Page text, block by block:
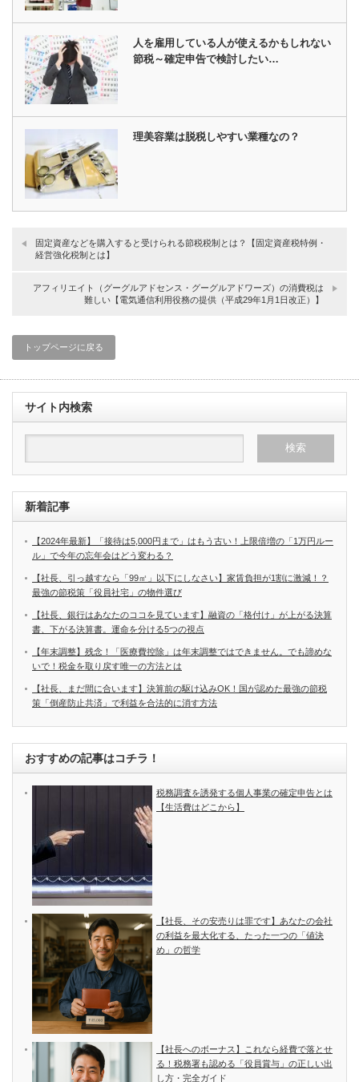
人を雇用している人が使えるかもしれない
節税～確定申告で検討したい…
理美容業は脱税しやすい業種なの？
固定資産などを購入すると受けられる節税税制とは？【固定資産税特例・
経営強化税制とは】
アフィリエイト（グーグルアドセンス・グーグルアドワーズ）の消費税は
難しい【電気通信利用役務の提供（平成29年1月1日改正）】
トップページに戻る
サイト内検索
新着記事
【2024年最新】「接待は5,000円まで」はもう古い！上限倍増の「1万円ルー
ル」で今年の忘年会はどう変わる？
【社長、引っ越すなら「99㎡」以下にしなさい】家賃負担が1割に激減！？
最強の節税策「役員社宅」の物件選び
【社長、銀行はあなたのココを見ています】融資の「格付け」が上がる決算
書、下がる決算書。運命を分ける5つの視点
【年末調整】残念！「医療費控除」は年末調整ではできません。でも諦めな
いで！税金を取り戻す唯一の方法とは
【社長、まだ間に合います】決算前の駆け込みOK！国が認めた最強の節税
策「倒産防止共済」で利益を合法的に消す方法
おすすめの記事はコチラ！
税務調査を誘発する個人事業の確定申告とは
【生活費はどこから】
【社長、その安売りは罪です】あなたの会社
の利益を最大化する、たった一つの「値決
め」の哲学
【社長へのボーナス】これなら経費で落とせ
る！税務署も認める「役員賞与」の正しい出
し方・完全ガイド